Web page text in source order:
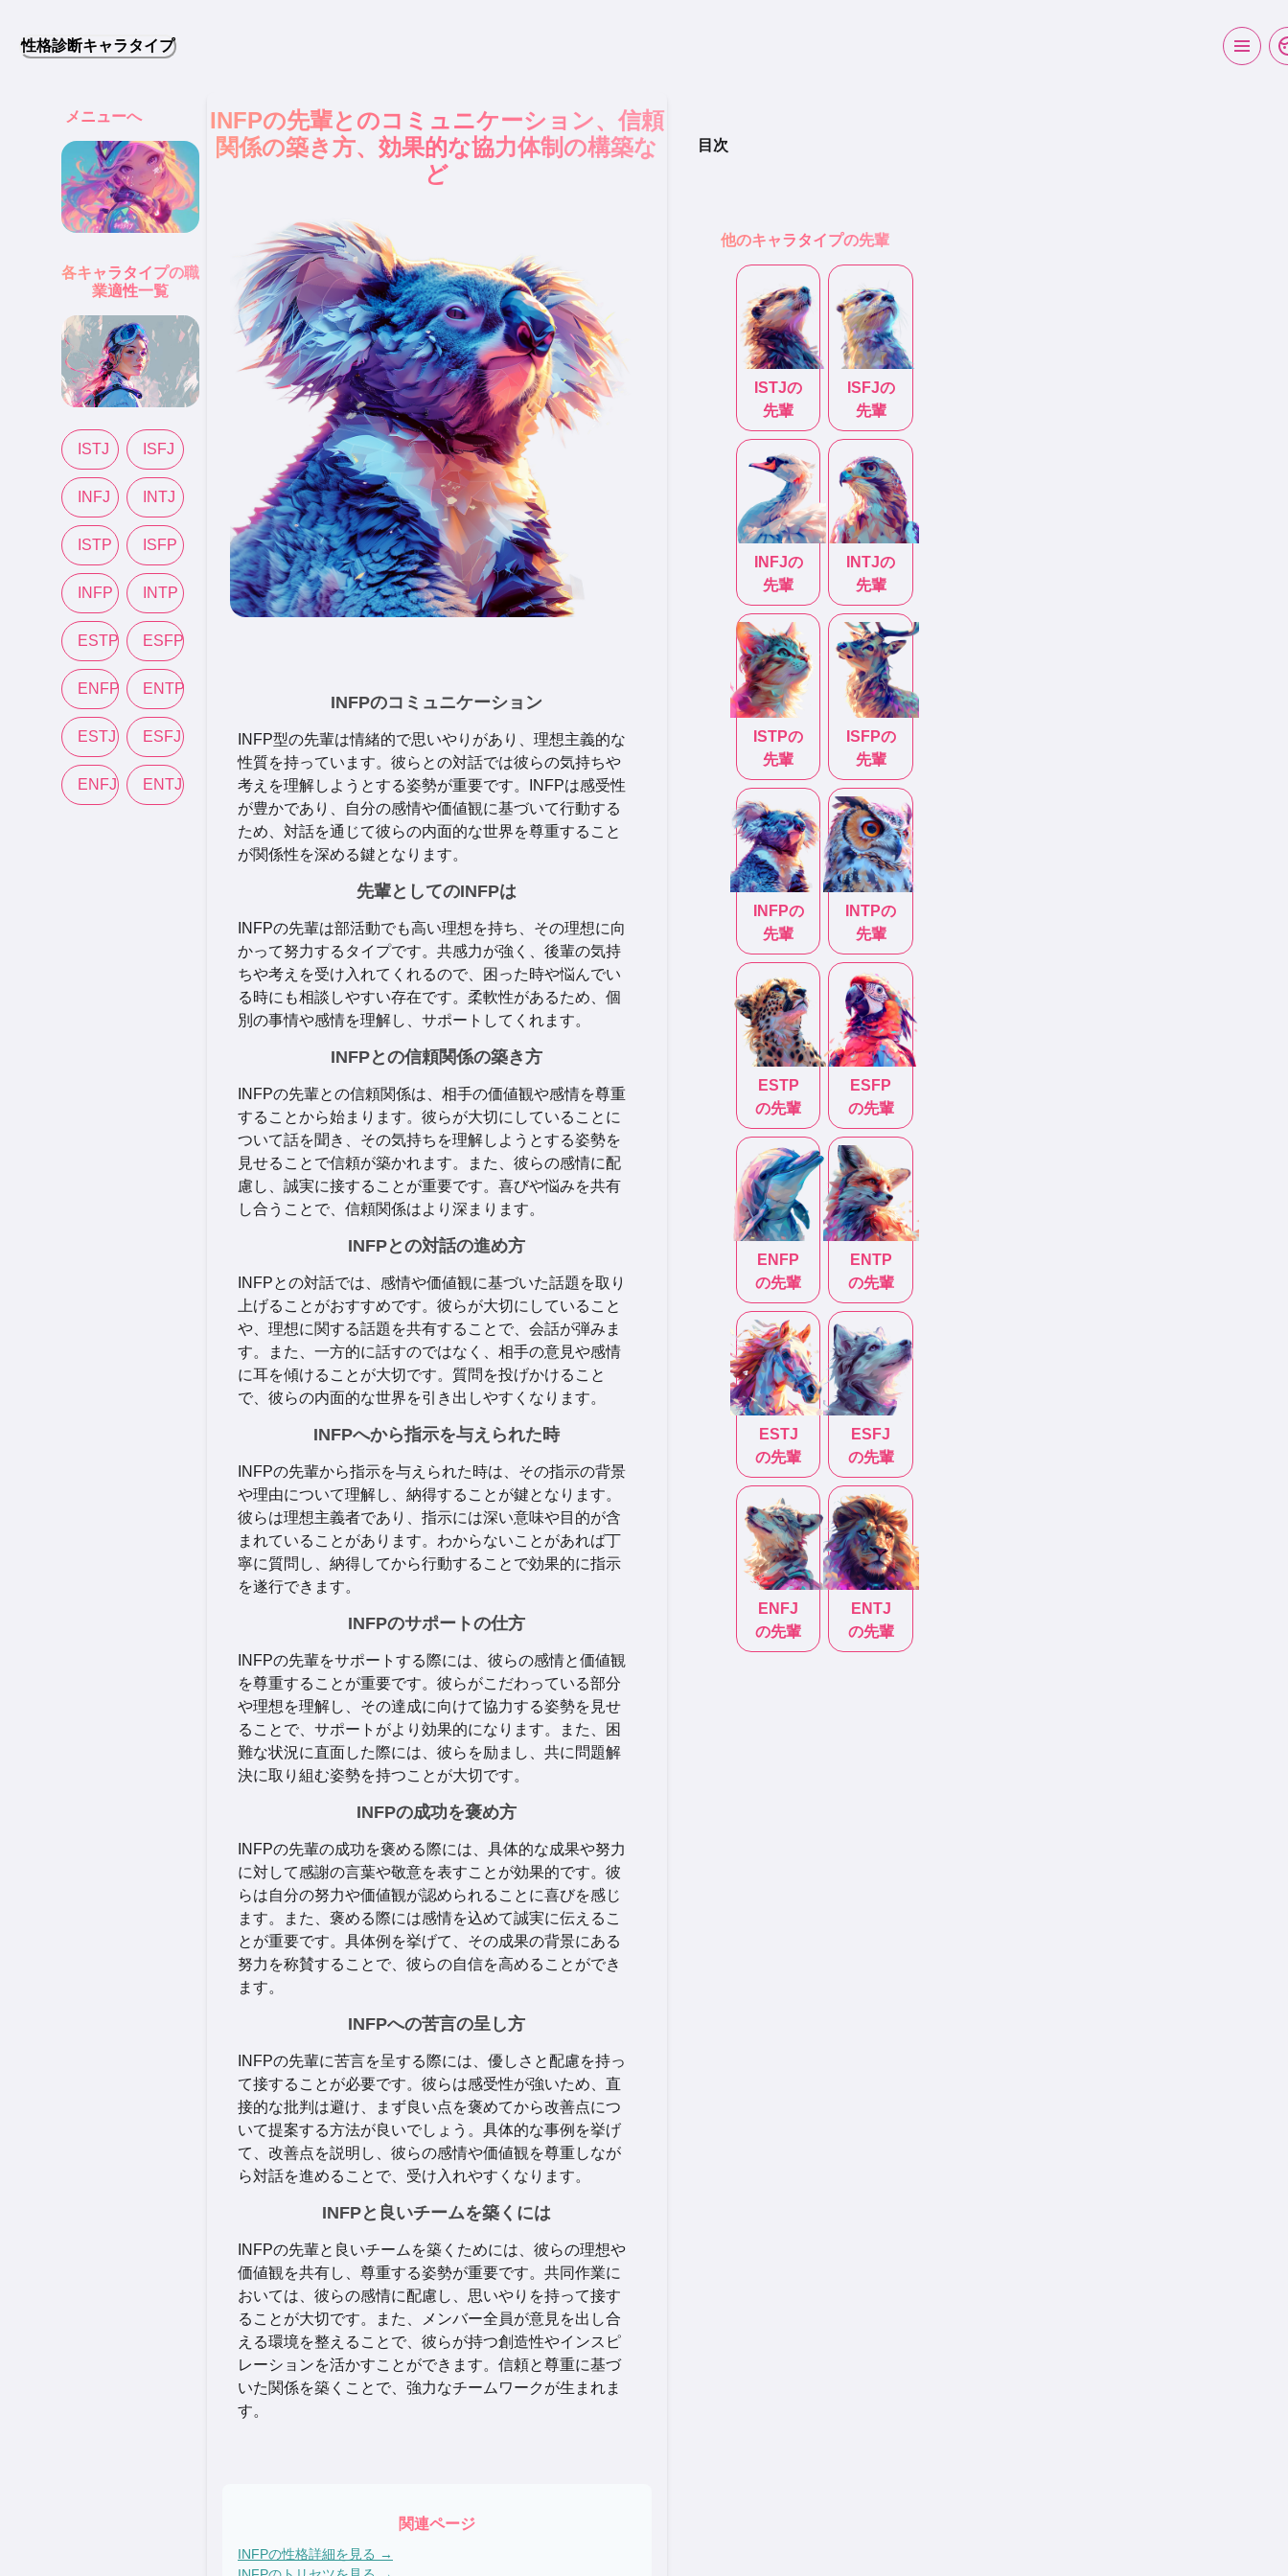
性格診断キャラタイプ
メニューへ
各キャラタイプの職
業適性一覧
ISTJ ISFJ
INFJ INTJ
ISTP ISFP
INFP INTP
ESTP ESFP
ENFP ENTP
ESTJ ESFJ
ENFJ ENTJ
INFPの先輩とのコミュニケーション、信頼
関係の築き方、効果的な協力体制の構築な
ど
INFPのコミュニケーション
INFP型の先輩は情緒的で思いやりがあり、理想主義的な
性質を持っています。彼らとの対話では彼らの気持ちや
考えを理解しようとする姿勢が重要です。INFPは感受性
が豊かであり、自分の感情や価値観に基づいて行動する
ため、対話を通じて彼らの内面的な世界を尊重すること
が関係性を深める鍵となります。
先輩としてのINFPは
INFPの先輩は部活動でも高い理想を持ち、その理想に向
かって努力するタイプです。共感力が強く、後輩の気持
ちや考えを受け入れてくれるので、困った時や悩んでい
る時にも相談しやすい存在です。柔軟性があるため、個
別の事情や感情を理解し、サポートしてくれます。
INFPとの信頼関係の築き方
INFPの先輩との信頼関係は、相手の価値観や感情を尊重
することから始まります。彼らが大切にしていることに
ついて話を聞き、その気持ちを理解しようとする姿勢を
見せることで信頼が築かれます。また、彼らの感情に配
慮し、誠実に接することが重要です。喜びや悩みを共有
し合うことで、信頼関係はより深まります。
INFPとの対話の進め方
INFPとの対話では、感情や価値観に基づいた話題を取り
上げることがおすすめです。彼らが大切にしていること
や、理想に関する話題を共有することで、会話が弾みま
す。また、一方的に話すのではなく、相手の意見や感情
に耳を傾けることが大切です。質問を投げかけること
で、彼らの内面的な世界を引き出しやすくなります。
INFPへから指示を与えられた時
INFPの先輩から指示を与えられた時は、その指示の背景
や理由について理解し、納得することが鍵となります。
彼らは理想主義者であり、指示には深い意味や目的が含
まれていることがあります。わからないことがあれば丁
寧に質問し、納得してから行動することで効果的に指示
を遂行できます。
INFPのサポートの仕方
INFPの先輩をサポートする際には、彼らの感情と価値観
を尊重することが重要です。彼らがこだわっている部分
や理想を理解し、その達成に向けて協力する姿勢を見せ
ることで、サポートがより効果的になります。また、困
難な状況に直面した際には、彼らを励まし、共に問題解
決に取り組む姿勢を持つことが大切です。
INFPの成功を褒め方
INFPの先輩の成功を褒める際には、具体的な成果や努力
に対して感謝の言葉や敬意を表すことが効果的です。彼
らは自分の努力や価値観が認められることに喜びを感じ
ます。また、褒める際には感情を込めて誠実に伝えるこ
とが重要です。具体例を挙げて、その成果の背景にある
努力を称賛することで、彼らの自信を高めることができ
ます。
INFPへの苦言の呈し方
INFPの先輩に苦言を呈する際には、優しさと配慮を持っ
て接することが必要です。彼らは感受性が強いため、直
接的な批判は避け、まず良い点を褒めてから改善点につ
いて提案する方法が良いでしょう。具体的な事例を挙げ
て、改善点を説明し、彼らの感情や価値観を尊重しなが
ら対話を進めることで、受け入れやすくなります。
INFPと良いチームを築くには
INFPの先輩と良いチームを築くためには、彼らの理想や
価値観を共有し、尊重する姿勢が重要です。共同作業に
おいては、彼らの感情に配慮し、思いやりを持って接す
ることが大切です。また、メンバー全員が意見を出し合
える環境を整えることで、彼らが持つ創造性やインスピ
レーションを活かすことができます。信頼と尊重に基づ
いた関係を築くことで、強力なチームワークが生まれま
す。
関連ページ
INFPの性格詳細を見る →
目次
他のキャラタイプの先輩
ISTJの
先輩
ISFJの
先輩
INFJの
先輩
INTJの
先輩
ISTPの
先輩
ISFPの
先輩
INFPの
先輩
INTPの
先輩
ESTP
の先輩
ESFP
の先輩
ENFP
の先輩
ENTP
の先輩
ESTJ
の先輩
ESFJ
の先輩
ENFJ
の先輩
ENTJ
の先輩